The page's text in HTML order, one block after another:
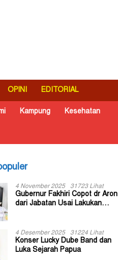
OPINI EDITORIAL
Kampung Kesehatan
4 November 2025 31723 Lihat
Gubernur Fakhiri Copot dr Aron
dari Jabatan Usai Lakukan
4 Desember 2025 31224 Lihat
Konser Lucky Dube Band dan
Luka Sejarah Papua